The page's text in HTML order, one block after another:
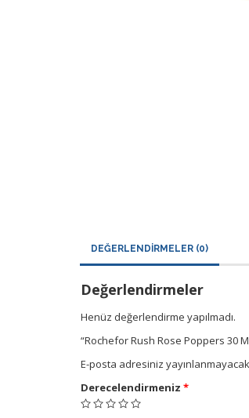
DEĞERLENDIRMELER (0)
Değerlendirmeler
Henüz değerlendirme yapılmadı.
“Rochefor Rush Rose Poppers 30
E-posta adresiniz
Derecelendirmeniz *